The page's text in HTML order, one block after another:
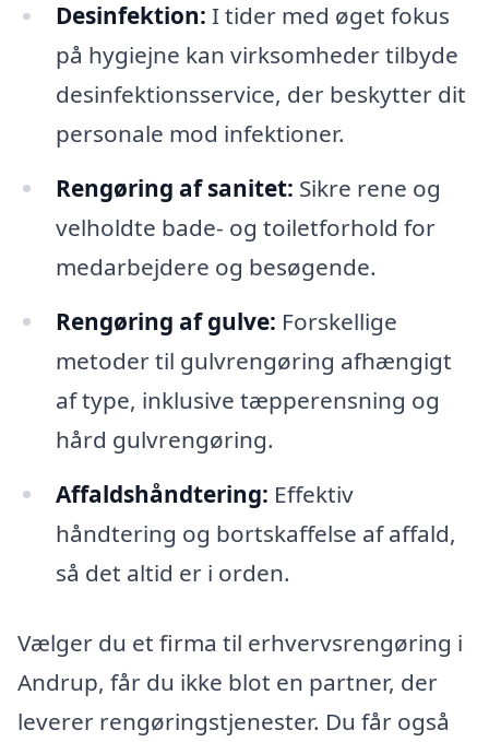
Desinfektion: I tider med øget fokus
på hygiejne kan virksomheder tilbyde
desinfektionsservice, der beskytter dit
personale mod infektioner.
Rengøring af sanitet: Sikre rene og
velholdte bade- og toiletforhold for
medarbejdere og besøgende.
Rengøring af gulve: Forskellige
metoder til gulvrengøring afhængigt
af type, inklusive tæpperensning og
hård gulvrengøring.
Affaldshåndtering: Effektiv
håndtering og bortskaffelse af affald,
så det altid er i orden.
Vælger du et firma til erhvervsrengøring i
Andrup, får du ikke blot en partner, der
leverer rengøringstjenester. Du får også